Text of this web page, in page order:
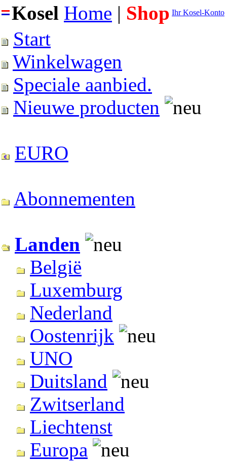
Kosel Home | Shop Ihr Kosel-Konto
Start
Winkelwagen
Speciale aanbied.
Nieuwe producten
EURO
Abonnementen
Landen
België
Luxemburg
Nederland
Oostenrijk
UNO
Duitsland
Zwitserland
Liechtenst
Europa